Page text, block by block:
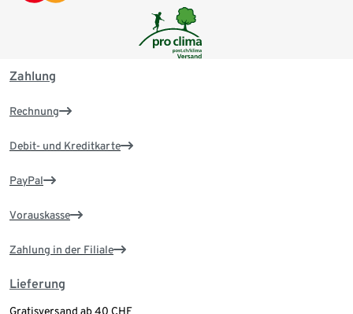
Zahlung
Rechnung
Debit- und Kreditkarte
PayPal
Vorauskasse
Zahlung in der Filiale
Lieferung
Gratisversand ab 40 CHF